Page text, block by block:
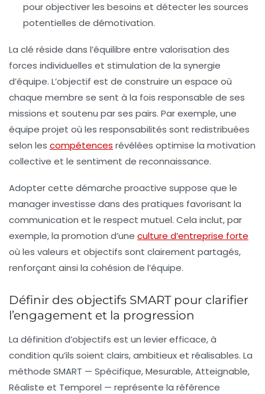
pour objectiver les besoins et détecter les sources
potentielles de démotivation.
La clé réside dans l’équilibre entre valorisation des
forces individuelles et stimulation de la synergie
d’équipe. L’objectif est de construire un espace où
chaque membre se sent à la fois responsable de ses
missions et soutenu par ses pairs. Par exemple, une
équipe projet où les responsabilités sont redistribuées
selon les compétences révélées optimise la motivation
collective et le sentiment de reconnaissance.
Adopter cette démarche proactive suppose que le
manager investisse dans des pratiques favorisant la
communication et le respect mutuel. Cela inclut, par
exemple, la promotion d’une culture d’entreprise forte
où les valeurs et objectifs sont clairement partagés,
renforçant ainsi la cohésion de l’équipe.
Définir des objectifs SMART pour clarifier
l’engagement et la progression
La définition d’objectifs est un levier efficace, à
condition qu’ils soient clairs, ambitieux et réalisables. La
méthode SMART — Spécifique, Mesurable, Atteignable,
Réaliste et Temporel — représente la référence